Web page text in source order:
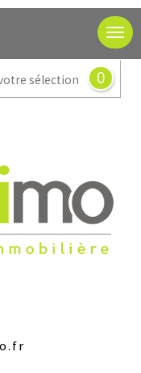
sélection 0